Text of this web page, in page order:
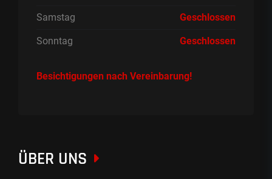
Samstag Geschlossen
Sonntag Geschlossen
Besichtigungen nach Vereinbarung!
ÜBER UNS